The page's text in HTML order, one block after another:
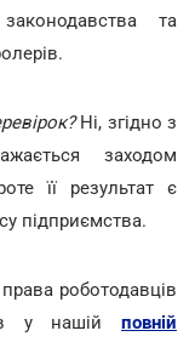
та
Ні, згідно з
заходом
її результат є
підприємства.
роботодавців
у нашій повній